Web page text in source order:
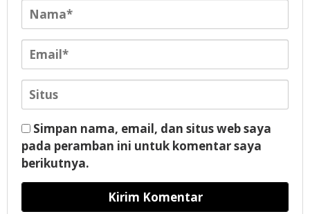
Simpan nama, email, dan situs web saya
pada peramban ini untuk komentar saya
berikutnya.